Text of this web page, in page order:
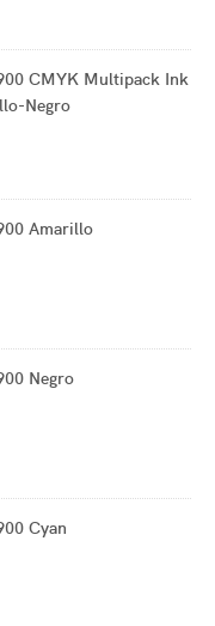
CMYK Multipack Ink
Negro
Amarillo
Negro
Cyan